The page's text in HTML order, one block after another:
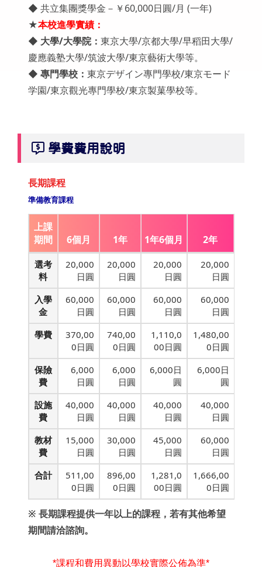
◆ 共立集團獎學金－￥60,000日圓/月 (一年)
★本校進學實績：
◆ 大學/大學院： 東京大學/京都大學/早稻田大學/
慶應義塾大學/筑波大學/東京藝術大學等。
◆ 專門學校： 東京デザイン專門學校/東京モード
学園/東京觀光專門學校/東京製菓學校等。
學費費用說明
長期課程
準備教育課程
上課
期間
6個月 1年 1年6個月 2年
選考
料
20,000
日圓
20,000
日圓
20,000
日圓
20,000
日圓
入學
金
60,000
日圓
60,000
日圓
60,000
日圓
60,000
日圓
學費
370,00
0日圓
740,00
0日圓
1,110,0
00日圓
1,480,00
0日圓
保險
費
6,000
日圓
6,000
日圓
6,000日
圓
6,000日
圓
設施
費
40,000
日圓
40,000
日圓
40,000
日圓
40,000
日圓
教材
費
15,000
日圓
30,000
日圓
45,000
日圓
60,000
日圓
合計
511,00
0日圓
896,00
0日圓
1,281,0
00日圓
1,666,00
0日圓
※ 長期課程提供一年以上的課程，若有其他希望
期間請洽諮詢。
*課程和費用異動以學校實際公佈為準*